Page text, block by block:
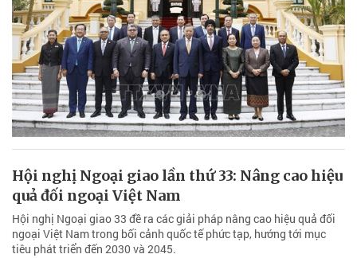
Hội nghị Ngoại giao lần thứ 33: Nâng cao hiệu
quả đối ngoại Việt Nam
Hội nghị Ngoại giao 33 đề ra các giải pháp nâng cao hiệu quả đối
ngoại Việt Nam trong bối cảnh quốc tế phức tạp, hướng tới mục
tiêu phát triển đến 2030 và 2045.